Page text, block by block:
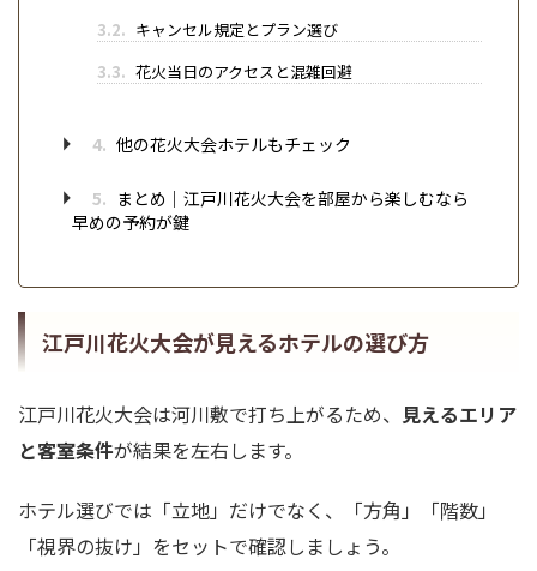
3.2. キャンセル規定とプラン選び
3.3. 花火当日のアクセスと混雑回避
4. 他の花火大会ホテルもチェック
5. まとめ｜江戸川花火大会を部屋から楽しむなら
早めの予約が鍵
江戸川花火大会が見えるホテルの選び方
江戸川花火大会は河川敷で打ち上がるため、 見えるエリア
と客室条件が結果を左右します。
ホテル選びでは「立地」だけでなく、「方角」「階数」
「視界の抜け」をセットで確認しましょう。